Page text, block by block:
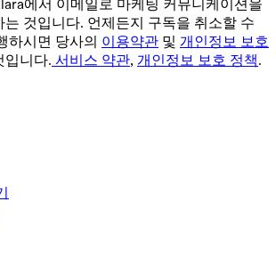
에서 이메일로 마케팅 커뮤니케이션을
것입니다. 언제든지 구독을 취소할 수
하시면 당사의 이용약관 및 개인정보 보호
입니다. 서비스 약관, 개인정보 보호 정책.